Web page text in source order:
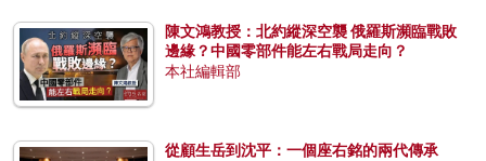
陳文鴻教授：北約縱深空襲 俄羅斯瀕臨戰敗
邊緣？中國零部件能左右戰局走向？
本社編輯部
從顧生岳到沈平：一個座右銘的兩代傳承